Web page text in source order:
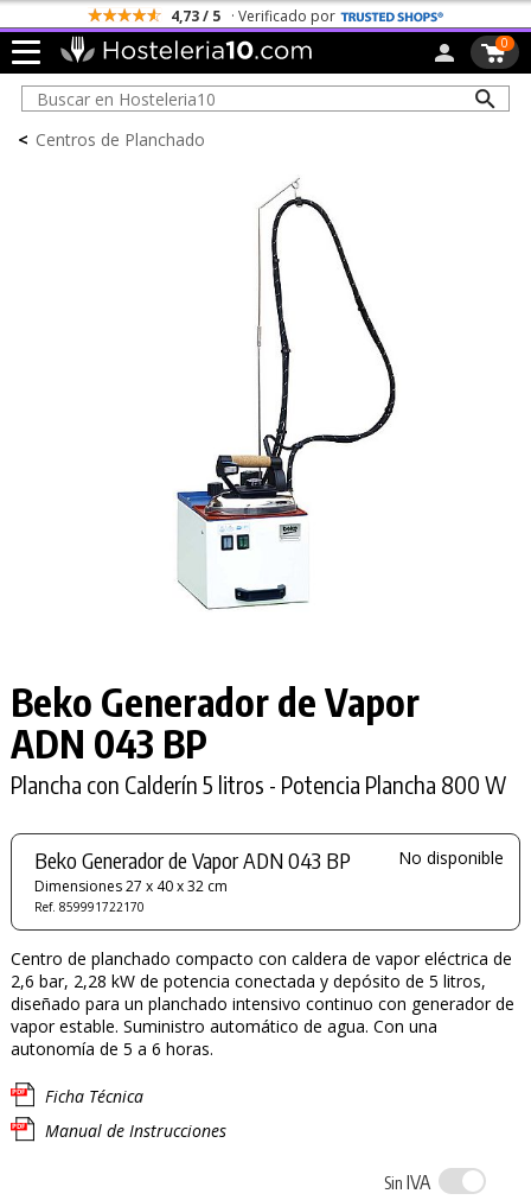
4,73 / 5 · Verificado por
0
< Centros de Planchado
Beko Generador de Vapor
ADN 043 BP
Plancha con Calderín 5 litros - Potencia Plancha 800 W
Beko Generador de Vapor ADN 043 BP
Dimensiones 27 x 40 x 32 cm
Ref. 859991722170
No disponible
Centro de planchado compacto con caldera de vapor eléctrica de
2,6 bar, 2,28 kW de potencia conectada y depósito de 5 litros,
diseñado para un planchado intensivo continuo con generador de
vapor estable. Suministro automático de agua. Con una
autonomía de 5 a 6 horas.
Ficha Técnica
Manual de Instrucciones
Sin IVA